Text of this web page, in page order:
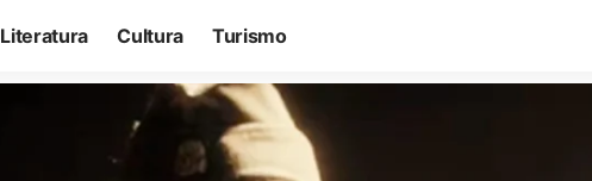
Literatura Cultura Turismo